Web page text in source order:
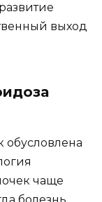
выход
чаще